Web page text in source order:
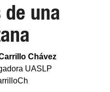
una
Chávez
UASLP